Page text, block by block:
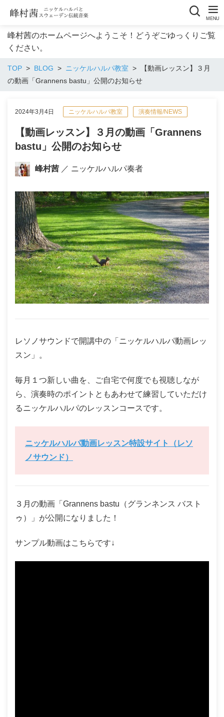
峰村茜のホームページへようこそ！どうぞごゆっくりご覧
ください。
TOP BLOG ニッケルハルパ教室
【動画レッスン】３月
の動画「Grannens bastu」公開のお知らせ
2024年3月4日 ニッケルハルパ教室 演奏情報/NEWS
【動画レッスン】３月の動画「Grannens
bastu」公開のお知らせ
峰村茜 ／ ニッケルハルパ奏者
レソノサウンドで開講中の「ニッケルハルパ動画レッ
スン」。
毎月１つ新しい曲を、ご自宅で何度でも視聴しなが
ら、演奏時のポイントともあわせて練習していただけ
るニッケルハルパのレッスンコースです。
ニッケルハルパ動画レッスン特設サイト（レソ
ノサウンド）
３月の動画「Grannens bastu（グランネンス バスト
ゥ）」が公開になりました！
サンプル動画はこちらです↓